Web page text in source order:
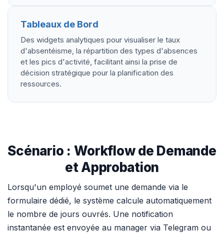
Tableaux de Bord
Des widgets analytiques pour visualiser le taux
d'absentéisme, la répartition des types d'absences
et les pics d'activité, facilitant ainsi la prise de
décision stratégique pour la planification des
ressources.
Scénario : Workflow de Demande
et Approbation
Lorsqu'un employé soumet une demande via le
formulaire dédié, le système calcule automatiquement
le nombre de jours ouvrés. Une notification
instantanée est envoyée au manager via Telegram ou